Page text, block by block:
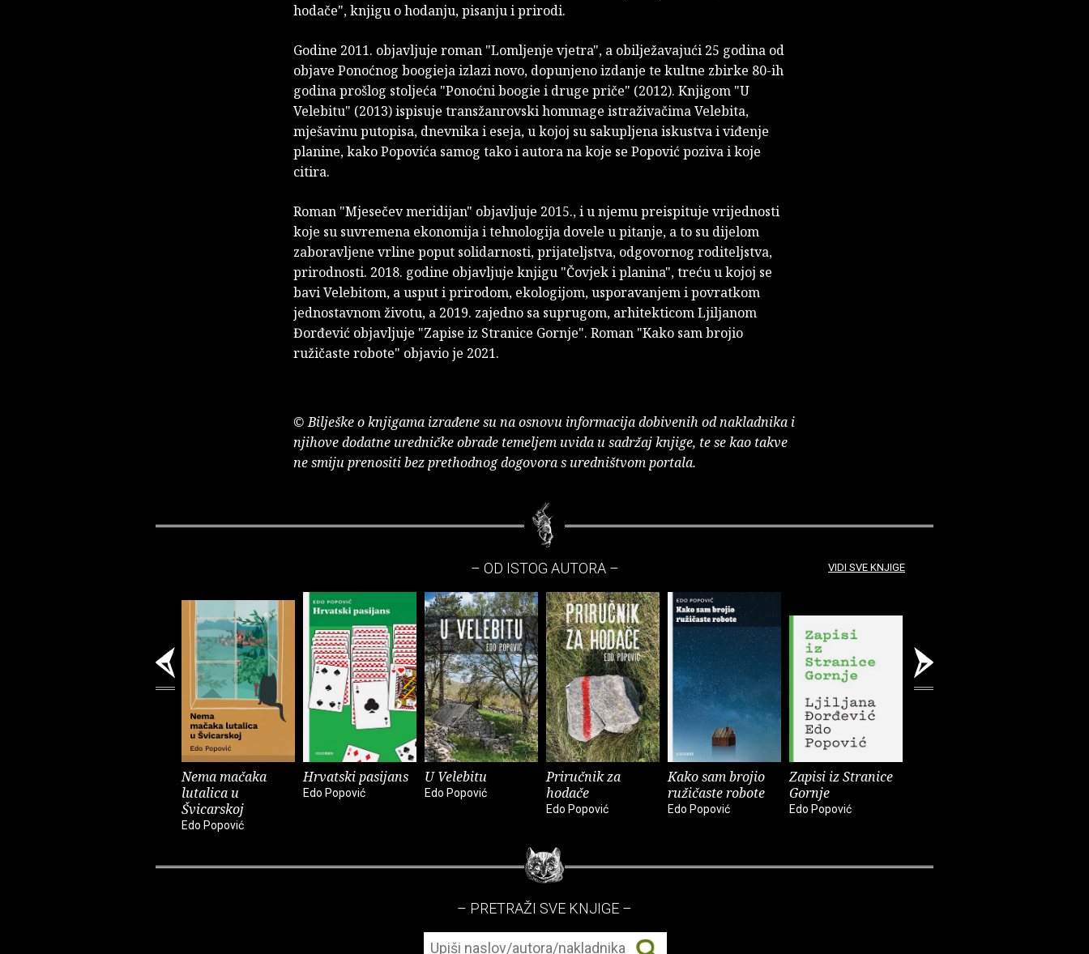
hodače", knjigu o hodanju, pisanju i prirodi.
Godine 2011. objavljuje roman "Lomljenje vjetra", a obilježavajući 25 godina od
objave Ponoćnog boogieja izlazi novo, dopunjeno izdanje te kultne zbirke 80-ih
godina prošlog stoljeća "Ponoćni boogie i druge priče" (2012). Knjigom "U
Velebitu" (2013) ispisuje transžanrovski hommage istraživačima Velebita,
mješavinu putopisa, dnevnika i eseja, u kojoj su sakupljena iskustva i viđenje
planine, kako Popovića samog tako i autora na koje se Popović poziva i koje
citira.
Roman "Mjesečev meridijan" objavljuje 2015., i u njemu preispituje vrijednosti
koje su suvremena ekonomija i tehnologija dovele u pitanje, a to su dijelom
zaboravljene vrline poput solidarnosti, prijateljstva, odgovornog roditeljstva,
prirodnosti. 2018. godine objavljuje knjigu "Čovjek i planina", treću u kojoj se
bavi Velebitom, a usput i prirodom, ekologijom, usporavanjem i povratkom
jednostavnom životu, a 2019. zajedno sa suprugom, arhitekticom Ljiljanom
Đorđević objavljuje "Zapise iz Stranice Gornje". Roman "Kako sam brojio
ružičaste robote" objavio je 2021.
© Bilješke o knjigama izrađene su na osnovu informacija dobivenih od nakladnika i
njihove dodatne uredničke obrade temeljem uvida u sadržaj knjige, te se kao takve
ne smiju prenositi bez prethodnog dogovora s uredništvom portala.
– OD ISTOG AUTORA –
Nema mačaka
lutalica u
Švicarskoj
Edo Popović
Hrvatski pasijans
Edo Popović
U Velebitu
Edo Popović
Priručnik za
hodače
Edo Popović
Kako sam brojio
ružičaste robote
Edo Popović
Zapisi iz Stranice
Gornje
Edo Popović
VIDI SVE KNJIGE
– PRETRAŽI SVE KNJIGE –